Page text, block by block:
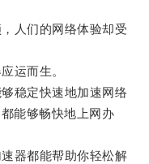
人们的网络体验却受
运而生。
稳定快速地加速网络
能够畅快地上网办
器都能帮助你轻松解